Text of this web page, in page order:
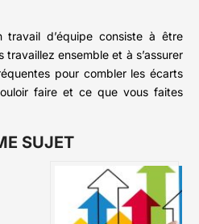
d’équipe consiste à être
ensemble et à s’assurer
pour combler les écarts
faire et ce que vous faites
SUJET